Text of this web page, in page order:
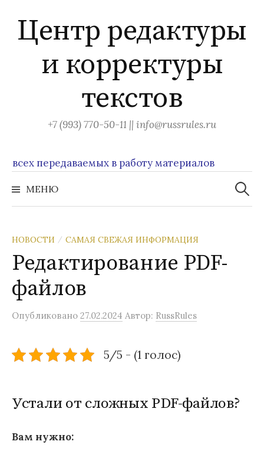
содержимому
Центр редактуры
и корректуры
текстов
+7 (993) 770-50-11 || info@russrules.ru
передаваемых в работу материалов
МЕНЮ
Найти:
НОВОСТИ / САМАЯ СВЕЖАЯ ИНФОРМАЦИЯ
Редактирование PDF-
файлов
Опубликовано 27.02.2024 Автор: RussRules
5/5 - (1 голос)
Устали от сложных PDF-файлов?
Вам нужно: